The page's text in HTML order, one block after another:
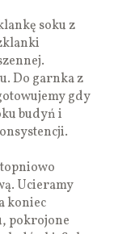
soku z
Do garnka z
gdy
budyń i
Ucieramy
koniec
pokrojone